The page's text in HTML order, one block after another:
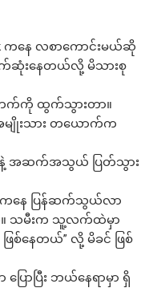
နေ လစာကောင်းမယ်ဆို
က်ဆုံးနေတယ်လို့ မိသားစု
က်ကို ထွက်သွားတာ။
မျိုးသား တယောက်က
နဲ့ အဆက်အသွယ် ပြတ်သွား
ကနေ ပြန်ဆက်သွယ်လာ
ယ်။ သမီးက သူ့လက်ထဲမှာ
ြစ်နေတယ်” လို့ မိခင် ဖြစ်
ပြီး ဘယ်နေရာမှာ ရှိ